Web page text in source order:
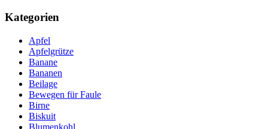
Kategorien
Apfel
Apfelgrütze
Banane
Bananen
Beilage
Bewegen für Faule
Birne
Biskuit
Blumenkohl